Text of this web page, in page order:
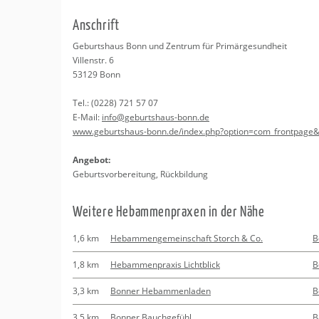
Beratung
Kurse
Regionale Tipps
An­schrift
Ge­burts­haus Bonn und Zen­trum für Pri­mär­ge­sund­heit
Vil­len­str. 6
53129 Bonn
Tel.:(0228) 721 57 07
E-Mail: info@​geburtshaus-​bonn.​de
www.​geburtshaus-​bonn.​de/​
An­ge­bot:
Ge­burts­vor­be­rei­tung, Rück­bil­dung
Wei­te­re Heb­am­men­pra­xen in der Nähe
1,6 km Hebammengemeinschaft Storch & Co.
1,8 km Hebammenpraxis Lichtblick
3,3 km Bonner Hebammenladen